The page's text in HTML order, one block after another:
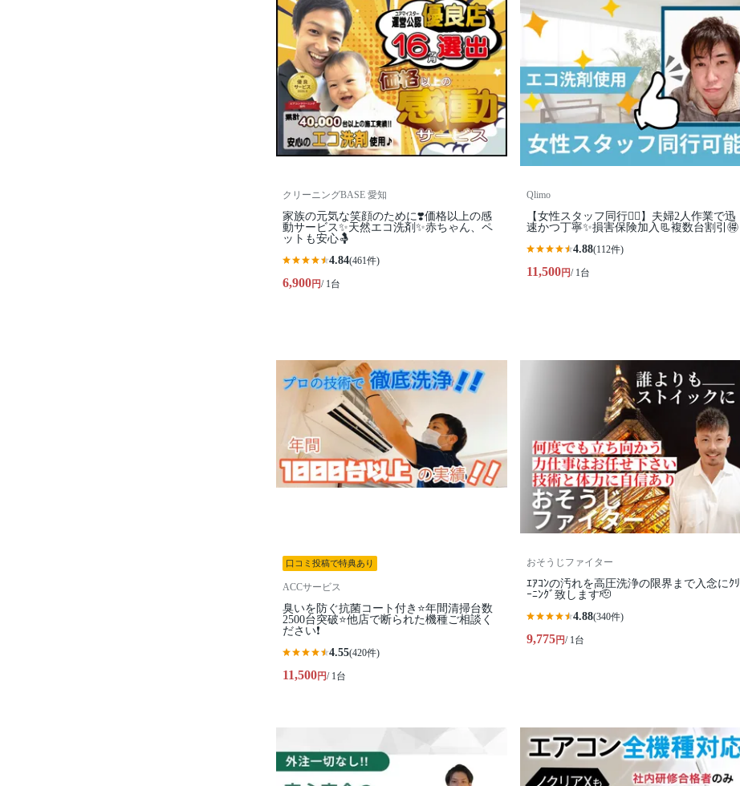
クリーニングBASE 愛知
家族の元気な笑顔のために❣️価格以上の感
動サービス✨天然エコ洗剤✨赤ちゃん、ペ
ットも安心🤱
4.84(461件)
6,900円/ 1台
Qlimo
【女性スタッフ同行🙆‍♀️】夫婦2人作業で迅
速かつ丁寧✨️損害保険加入📃複数台割引🉐
4.88(112件)
11,500円/ 1台
口コミ投稿で特典あり
ACCサービス
臭いを防ぐ抗菌コート付き⭐️年間清掃台数
2500台突破⭐️他店で断られた機種ご相談く
ださい❗️
4.55(420件)
11,500円/ 1台
おそうじファイター
ｴｱｺﾝの汚れを高圧洗浄の限界まで入念にｸﾘ
ｰﾆﾝｸﾞ致します🫡
4.88(340件)
9,775円/ 1台